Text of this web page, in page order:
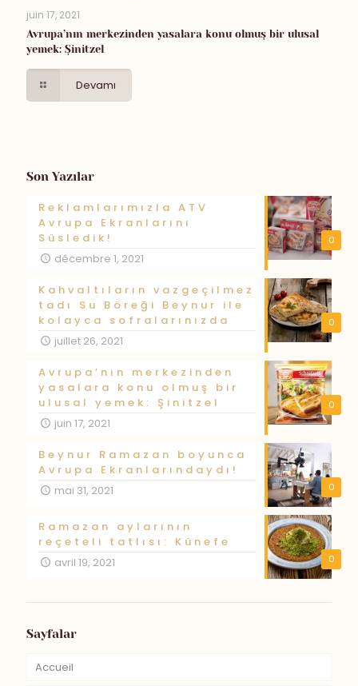
juin 17, 2021
Avrupa’nın merkezinden yasalara konu olmuş bir ulusal
yemek: Şinitzel
Devamı
Son Yazılar
0
Reklamlarımızla ATV
Avrupa Ekranlarını
Süsledik!
décembre 1, 2021
0
Kahvaltıların vazgeçilmez
tadı Su Böreği Beynur ile
kolayca sofralarınızda
juillet 26, 2021
0
Avrupa’nın merkezinden
yasalara konu olmuş bir
ulusal yemek: Şinitzel
juin 17, 2021
0
Beynur Ramazan boyunca
Avrupa Ekranlarındaydı!
mai 31, 2021
0
Ramazan aylarının
reçeteli tatlısı: Künefe
avril 19, 2021
Sayfalar
Accueil